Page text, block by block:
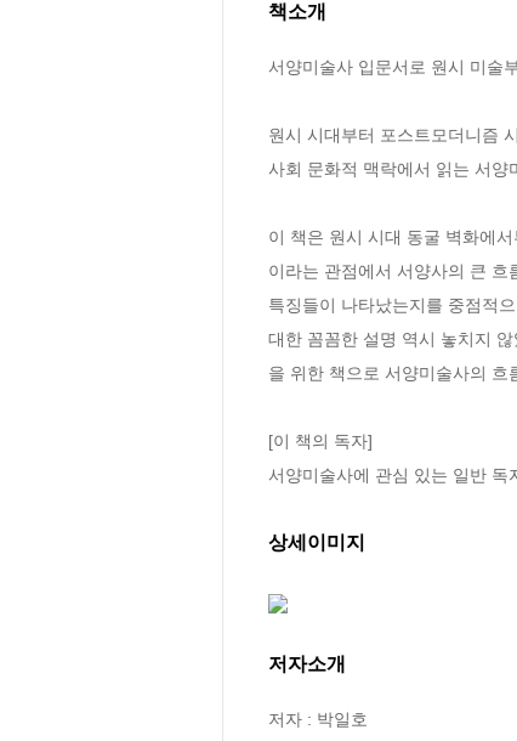
책소개
서양미술사 입문서로 원시 미술
원시 시대부터 포스트모더니즘
사회 문화적 맥락에서 읽는 서양
이 책은 원시 시대 동굴 벽화에
이라는 관점에서 서양사의 큰
특징들이 나타났는지를 중점적
대한 꼼꼼한 설명 역시 놓치지
을 위한 책으로 서양미술사의 흐
[이 책의 독자]
서양미술사에 관심 있는 일반 독
상세이미지
저자소개
저자 : 박일호